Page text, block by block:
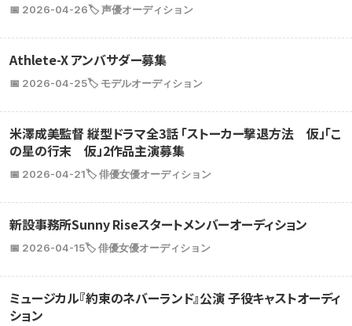
📅 2026-04-26🏷️ 声優オーディション
Athlete-X アンバサダー募集
📅 2026-04-25🏷️ モデルオーディション
米澤成美監督 縦型ドラマ全3話 「ストーカー撃退方法 仮」「こ
の星の行末 仮」2作品主演募集
📅 2026-04-21🏷️ 俳優女優オーディション
新設事務所Sunny Riseスタートメンバーオーディション
📅 2026-04-15🏷️ 俳優女優オーディション
ミュージカル『約束のネバーランド』公演 子役キャストオーディ
ション